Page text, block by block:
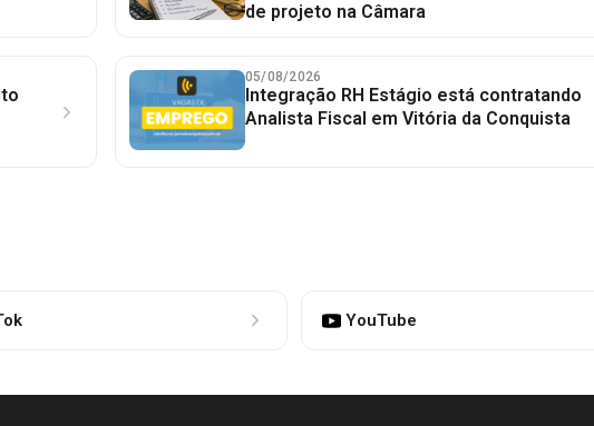
de projeto na Câmara
05/08/2026
Integração RH Estágio está contratando
Analista Fiscal em Vitória da Conquista
YouTube